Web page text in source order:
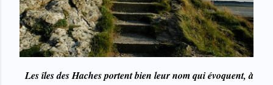
Les îles des Haches portent bien leur nom qui évoquent, à